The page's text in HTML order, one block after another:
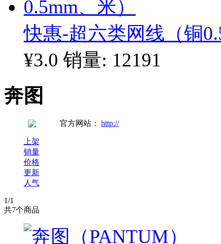
快惠-超六类网线（铜
¥3.0 销量: 12191
奔图
官方网站： http://
上架
销量
价格
更新
人气
1/1
共7个商品